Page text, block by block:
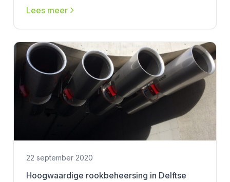
Lees meer
22 september 2020
Hoogwaardige rookbeheersing in Delftse